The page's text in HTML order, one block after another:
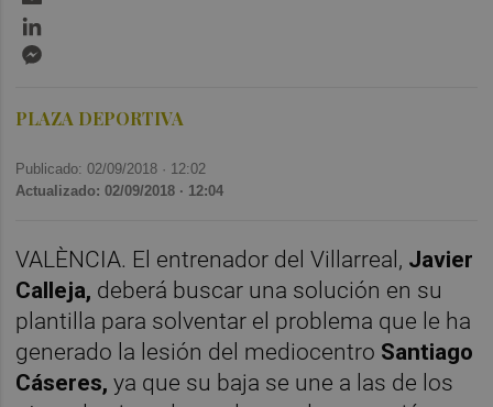
PLAZA DEPORTIVA
Publicado: 02/09/2018 · 12:02
Actualizado: 02/09/2018 · 12:04
VALÈNCIA. El entrenador del Villarreal, Javier
Calleja, deberá buscar una solución en su
plantilla para solventar el problema que le ha
generado la lesión del mediocentro Santiago
Cáseres, ya que su baja se une a las de los